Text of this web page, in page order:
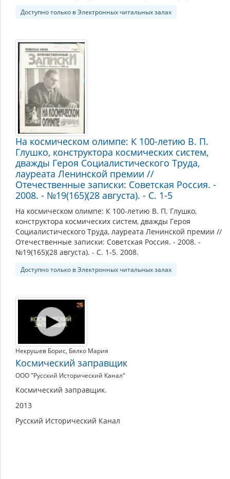
Доступно только в Электронных читальных залах
На космическом олимпе: К 100-летию В. П.
Глушко, конструктора космических систем,
дважды Героя Социалистического Труда,
лауреата Ленинской премии //
Отечественные записки: Советская Россия. -
2008. - №19(165)(28 августа). - С. 1-5
На космическом олимпе: К 100-летию В. П. Глушко,
конструктора космических систем, дважды Героя
Социалистического Труда, лауреата Ленинской премии //
Отечественные записки: Советская Россия. - 2008. -
№19(165)(28 августа). - С. 1-5. 2008.
Доступно только в Электронных читальных залах
Некрушев Борис, Бялко Мария
Космический заправщик
ООО "Русский Исторический Канал"
Космический заправщик.
2013
Русский Исторический Канал